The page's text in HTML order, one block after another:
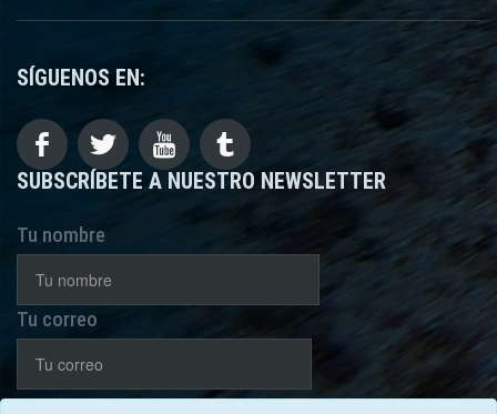
SÍGUENOS EN:
SUBSCRÍBETE A NUESTRO NEWSLETTER
Tu nombre
Tu correo